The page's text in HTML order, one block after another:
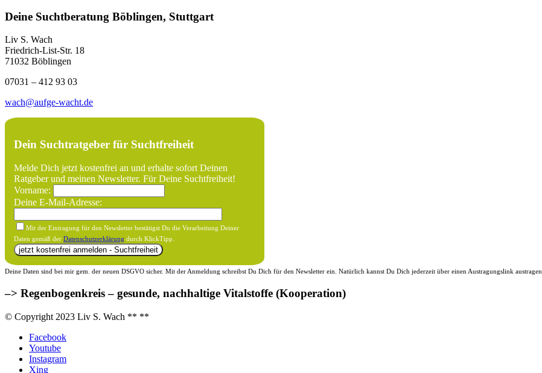
Deine Suchtberatung Böblingen, Stuttgart
Liv S. Wach
Friedrich-List-Str. 18
71032 Böblingen
07031 – 412 93 03
wach@aufge-wacht.de
Dein Suchtratgeber für Suchtfreiheit
Melde Dich jetzt kostenfrei an und erhalte sofort Deinen
Ratgeber und meinen Newsletter. Für Deine Suchtfreiheit!
Vorname:
Deine E-Mail-Adresse:
Mit der Eintragung für den Newsletter bestätigst Du die Verarbeitung Deiner
Daten gemäß der Datenschutzerklärung durch KlickTipp.
Deine Daten sind bei mir gem. der neuen DSGVO sicher. Mit der Anmeldung schreibst Du Dich für den Newsletter ein. Natürlich kannst Du Dich jederzeit über einen Austragungslink austragen.
–> Regenbogenkreis – gesunde, nachhaltige Vitalstoffe (Kooperation)
© Copyright 2023 Liv S. Wach ** **
Facebook
Youtube
Instagram
Xing